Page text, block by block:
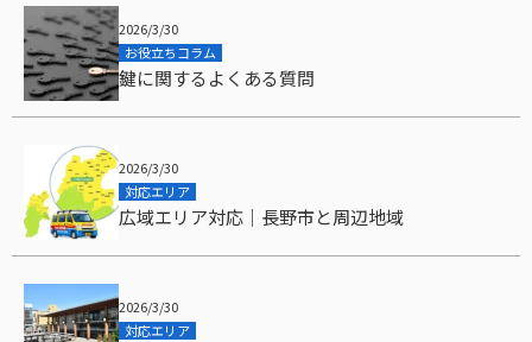
2026/3/30
お役立ちコラム
鍵に関するよくある質問
2026/3/30
対応エリア
広域エリア対応｜長野市と周辺地域
2026/3/30
対応エリア